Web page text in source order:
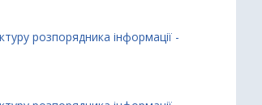
розпорядника інформації -